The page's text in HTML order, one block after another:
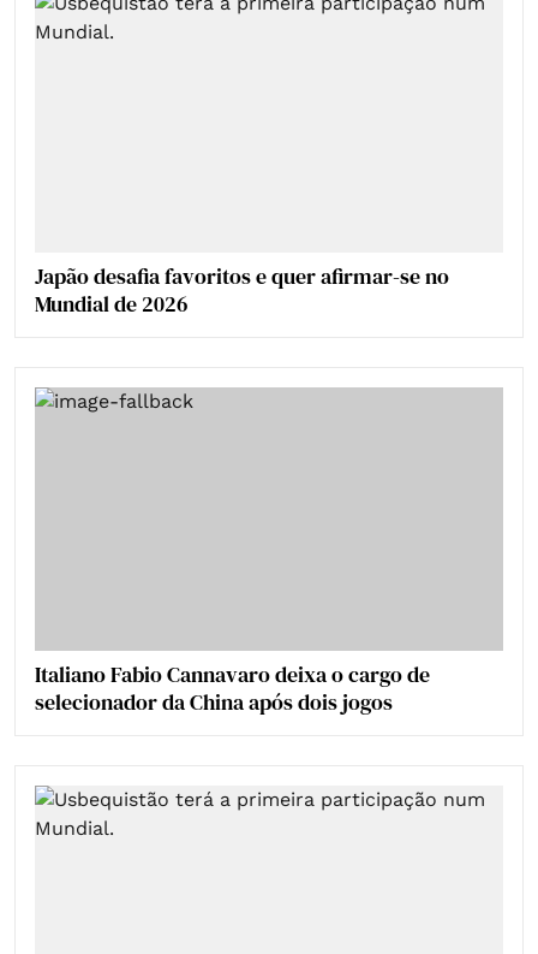
Japão desafia favoritos e quer afirmar-se no
Mundial de 2026
Italiano Fabio Cannavaro deixa o cargo de
selecionador da China após dois jogos